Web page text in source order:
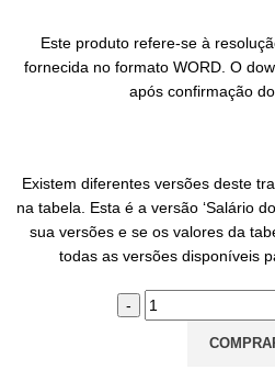
Este produto refere-se à
fornecida no formato WORD. O
após confirmação
Existem diferentes versões deste
na tabela. Esta é a versão ‘Salário
sua versões e se os valores da
todas as versões disponíveis